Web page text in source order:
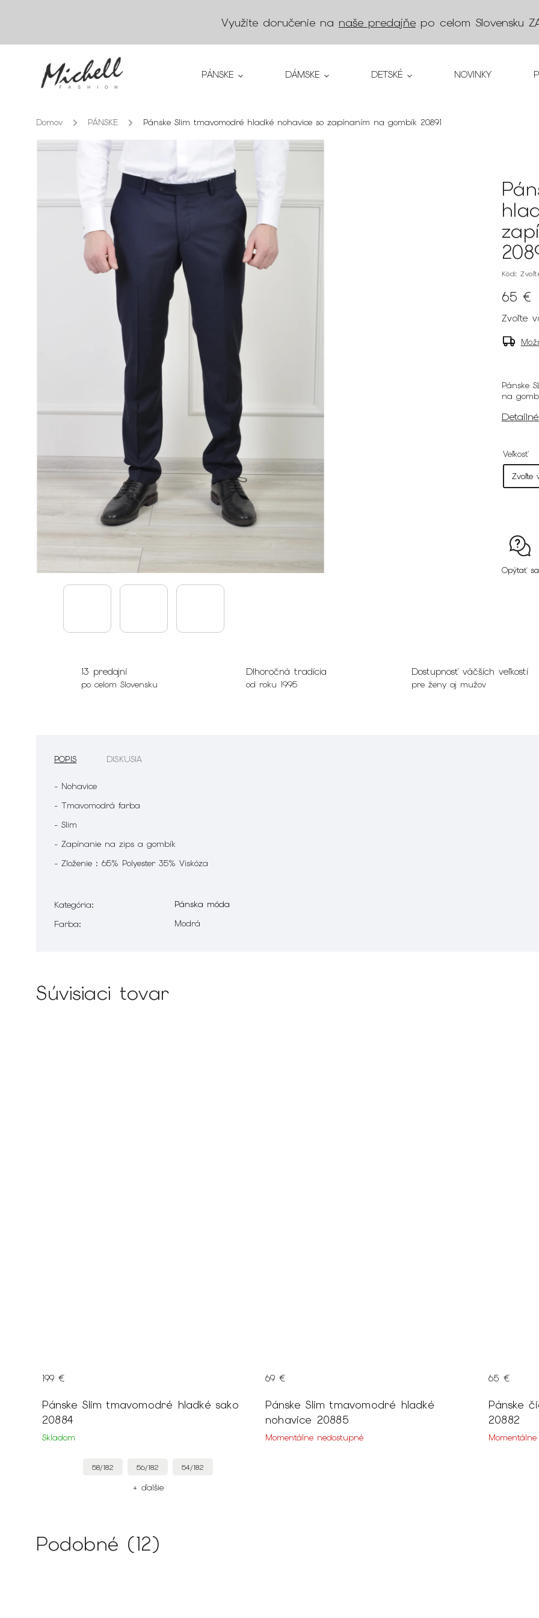
Využite doručenie na naše predajňe po celom Slovensku
PÁNSKE DÁMSKE DETSKÉ NOVINKY
Domov / PÁNSKE / Pánske Slim tmavomodré hladké nohavice so zapínaním na gombík 20891
Kód:
65 €
Zvoľte
Pánske
na
Veľkosť
Opýtať sa
13 predajní
po celom Slovensku
Dlhoročná tradícia
od roku 1995
Dostupnosť väčších veľkostí
pre ženy aj mužov
POPIS DISKUSIA
- Nohavice
- Tmavomodrá farba
- Slim
- Zapínanie na zips a gombík
- Zloženie : 65% Polyester 35% Viskóza
Kategória:
Pánska móda
Farba: Modrá
Súvisiaci tovar
Pánske Slim tmavomodré hladké sako
20884
Skladom
199 €
58/182 56/182 54/182
+ ďalšie
Pánske Slim tmavomodré hladké
nohavice 20885
Momentálne nedostupné
69 €
Pánske
20882
65 €
Podobné (12)